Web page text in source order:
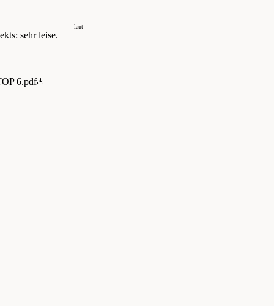
laut
sehr leise.
6.pdf